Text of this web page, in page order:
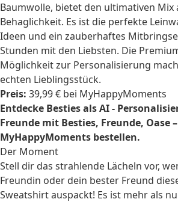
Baumwolle, bietet den ultimativen Mix
Behaglichkeit. Es ist die perfekte
Ideen und ein zauberhaftes
Stunden mit den Liebsten. Die
Möglichkeit zur Personalisierung
echten Lieblingsstück.
Preis: 39,99 € bei MyHappyMoments
Entdecke Besties als AI -
Freunde mit Besties, Freunde, Oase
MyHappyMoments bestellen.
Der Moment
Stell dir das strahlende Lächeln vor,
Freundin oder dein bester Freund
Sweatshirt auspackt! Es ist mehr als